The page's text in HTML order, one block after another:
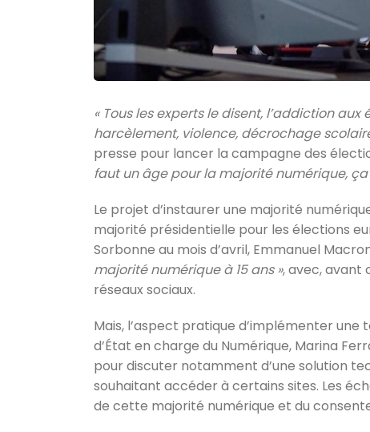
« Tous les experts le disent, l’addiction
harcèlement, violence, décrochage
presse pour lancer la campagne des
faut un âge pour la majorité numérique,
Le projet d’instaurer une majorité
majorité présidentielle pour les élections
Sorbonne au mois d’avril, Emmanuel
majorité numérique à 15 ans », avec, avant
réseaux sociaux.
Mais, l’aspect pratique d’implémenter
d’État en charge du Numérique, Marina
pour discuter notamment d’une solution
souhaitant accéder à certains sites. Les
de cette majorité numérique et du